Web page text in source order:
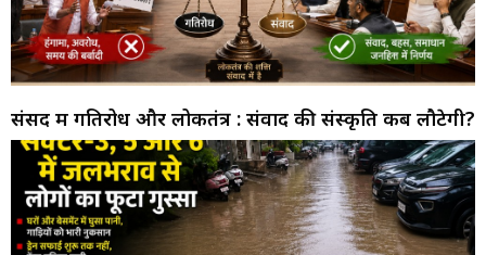
संसद में गतिरोध और लोकतंत्र : संवाद की संस्कृति कब लौटेगी?